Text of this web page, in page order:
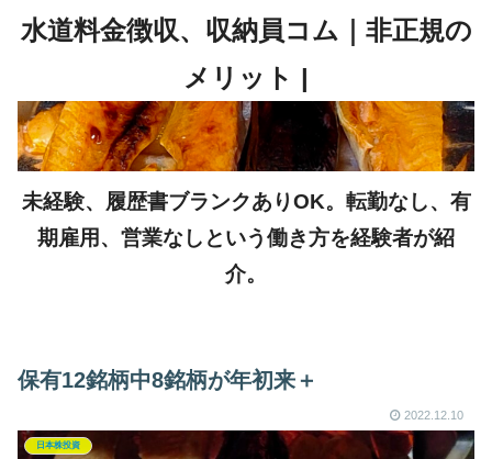
未経験、履歴書ブランクありOK。転勤なし、有
期雇用、営業なしという働き方を経験者が紹
介。
保有12銘柄中8銘柄が年初来＋
2022.12.10
日本株投資